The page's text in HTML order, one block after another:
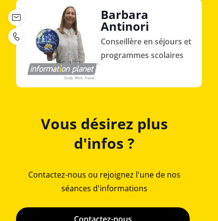
Vous désirez plus
d'infos ?
Contactez-nous ou rejoignez l'une de nos
séances d'informations
Barbara
Antinori
Conseillère en séjours et
programmes scolaires